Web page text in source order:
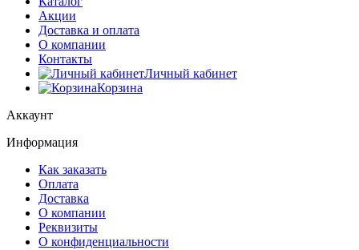
Акции
Доставка и оплата
О компании
Контакты
Личный кабинет
Корзина
Аккаунт
Информация
Как заказать
Оплата
Доставка
О компании
Реквизиты
О конфиденциальности